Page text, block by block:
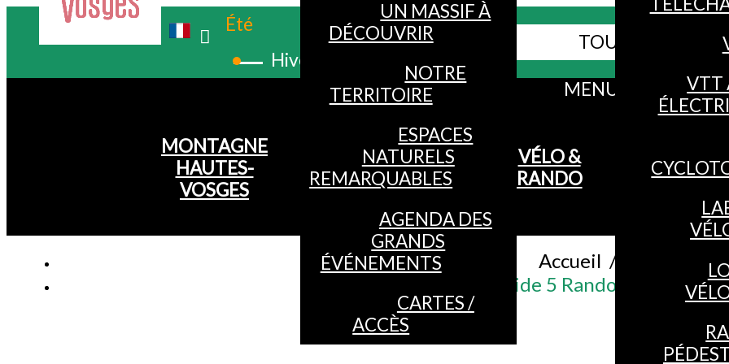
Été
Hiver
Webcams TOUS LES SITES
MENU
MONTAGNE
HAUTES-
VOSGES
UN MASSIF À
DÉCOUVRIR
NOTRE
TERRITOIRE
ESPACES
NATURELS
REMARQUABLES
AGENDA DES
GRANDS
ÉVÉNEMENTS
CARTES /
ACCÈS
VÉLO &
RANDO
VTT
Accueil /
Topo-guide 5 Randonnées - Eau